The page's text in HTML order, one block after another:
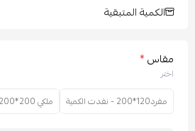
الكمية المتبقية
مقاس*
اختر
مفرد120*200 - نفدت الكمية ملكي 200*200 - نفدت الكمية